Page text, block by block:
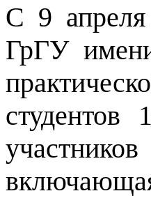
С 9
ГрГУ
студентов